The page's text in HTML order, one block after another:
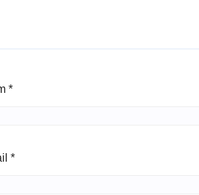
*
*